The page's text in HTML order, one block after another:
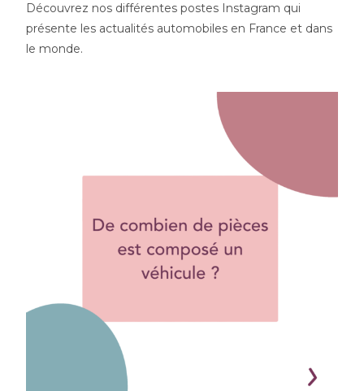
Découvrez nos différentes postes Instagram qui
présente les actualités automobiles en France et dans
le monde.